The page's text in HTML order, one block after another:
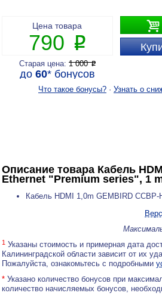

Цена товара
790 P
Старая цена: 1 000P
до 60*бонусов
Что такое бонусы? · Узнать о
Описание товара Кабель
Ethernet "Premium series", 1
Кабель HDMI 1,0m GEMBIRD
1 Указаны стоимость и примерная дата
Калининградской области зависит от их
Пожалуйста, ознакомьтесь с подробными
* Указано количество бонусов при
количество начисляемых бонусов,